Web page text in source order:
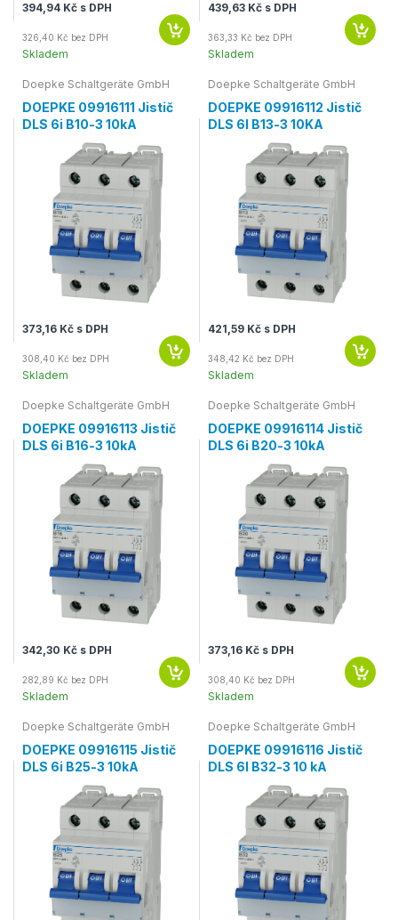
394,94 Kč s DPH
326,40 Kč bez DPH
Skladem
439,63 Kč s DPH
363,33 Kč bez DPH
Skladem
Doepke Schaltgeräte GmbH
DOEPKE 09916111 Jistič
DLS 6i B10-3 10kA
373,16 Kč s DPH
308,40 Kč bez DPH
Skladem
Doepke Schaltgeräte GmbH
DOEPKE 09916112 Jistič
DLS 6I B13-3 10KA
421,59 Kč s DPH
348,42 Kč bez DPH
Skladem
Doepke Schaltgeräte GmbH
DOEPKE 09916113 Jistič
DLS 6i B16-3 10kA
342,30 Kč s DPH
282,89 Kč bez DPH
Skladem
Doepke Schaltgeräte GmbH
DOEPKE 09916114 Jistič
DLS 6i B20-3 10kA
373,16 Kč s DPH
308,40 Kč bez DPH
Skladem
Doepke Schaltgeräte GmbH
DOEPKE 09916115 Jistič
DLS 6i B25-3 10kA
Doepke Schaltgeräte GmbH
DOEPKE 09916116 Jistič
DLS 6I B32-3 10 kA